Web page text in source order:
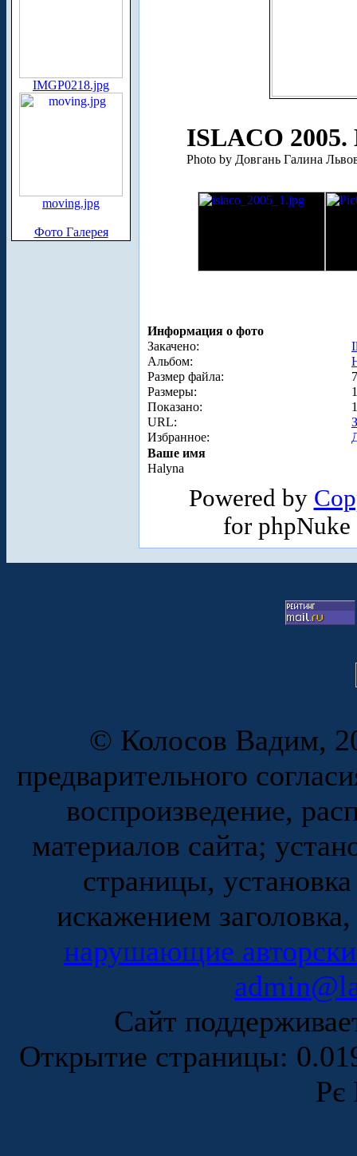
IMGP0218.jpg
moving.jpg
Фото Галерея
ISLACO
Photo by Довгань Галина
Информация о фото
Закачено:
Альбом:
Размер файла:
Размеры:
Показано:
URL:
Избранное:
Ваше имя
Halyna
Powered by
for
© Колосов Вадим,
предварительного
воспроизведение,
материалов сайта;
страницы,
искажением
нарушающие
Сайт
Открытие страницы:
Рє